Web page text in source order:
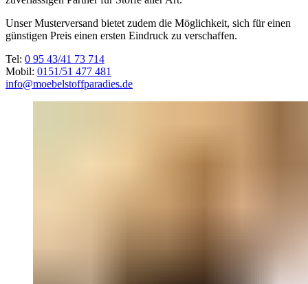
Unser Musterversand bietet zudem die Möglichkeit, sich für einen
günstigen Preis einen ersten Eindruck zu verschaffen.
Tel: 0 95 43/41 73 714
Mobil: 0151/51 477 481
info@moebelstoffparadies.de